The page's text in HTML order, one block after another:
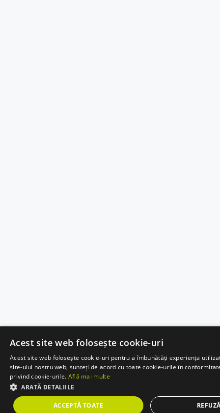
Acest site web folosește cookie-uri
Acest site web folosește cookie-uri pentru a îmbunătăți experiența
site-ului nostru web, sunteți de acord cu toate cookie-urile în
privind cookie-urile. Află mai multe
ARATĂ DETALIILE
ACCEPTĂ TOATE